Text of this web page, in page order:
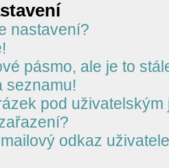
nastavení?
pásmo, ale je to
seznamu!
pod uživatelským
odkaz